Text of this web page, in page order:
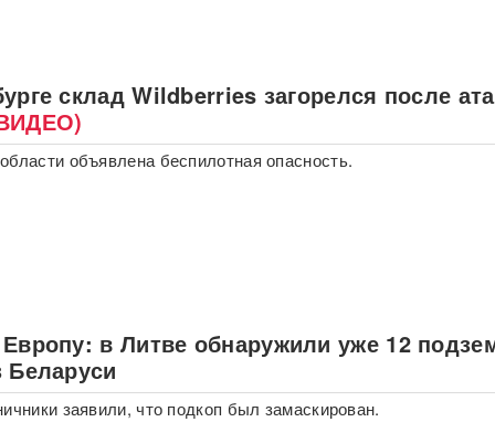
склад Wildberries загорелся после
объявлена беспилотная опасность.
в Литве обнаружили уже 12
Беларуси
заявили, что подкоп был замаскирован.